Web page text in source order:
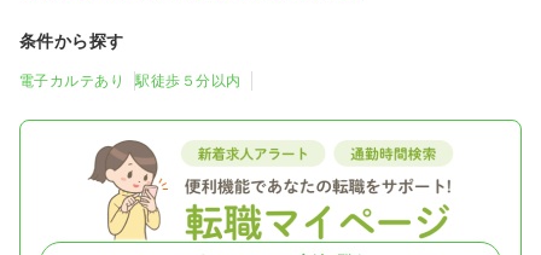
条件から探す
電子カルテあり 駅徒歩５分以内